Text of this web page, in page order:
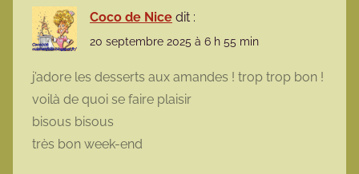
Coco de Nice dit :
20 septembre 2025 à 6 h 55 min
j’adore les desserts aux amandes ! trop trop bon !
voilà de quoi se faire plaisir
bisous bisous
très bon week-end